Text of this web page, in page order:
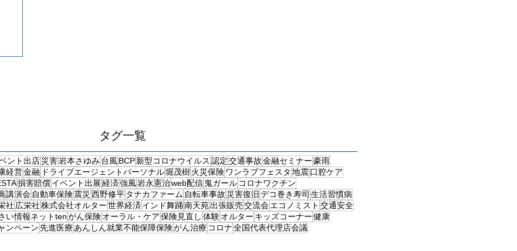
タグ一覧
ント出店災害岩本さゆみ台風BCP新型コロナウイルス 認定交通事故金融セミナー豪雨
経営金融 ドライブエージェントパーソナル堀茂樹火災保険ワンラブフェスタ 地震口腔ケア
損害賠償イベント出展経済強風岩永憲治web配信 鬼ガール コロナワクチン
講演会 自動車保険震災 西野修平 タナカファーム 自転車事故 災害復旧デコ巻き寿司 生活習慣病
社 広栄社株式会社オルター世界経済インド舞踊南天苑出張販売交流会エコノミスト 交通安全
い情報ネットtenがん保険オーラル・ケア保険見直し 体験オルター キッズコーナー健康
ンペーン先進医療あんしん就業不能保障保険がん治療 コロナ全国代表代理店会議